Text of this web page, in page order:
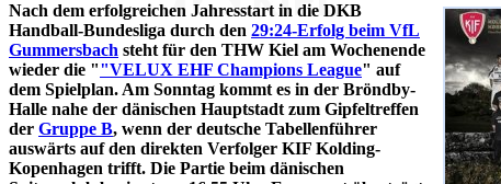
Nach dem erfolgreichen Jahresstart in die DKB
Handball-Bundesliga durch den 29:24-Erfolg beim VfL
Gummersbach steht für den THW Kiel am Wochenende
wieder die ""VELUX EHF Champions League" auf
dem Spielplan. Am Sonntag kommt es in der Bröndby-
Halle nahe der dänischen Hauptstadt zum Gipfeltreffen
der Gruppe B, wenn der deutsche Tabellenführer
auswärts auf den direkten Verfolger KIF Kolding-
Kopenhagen trifft. Die Partie beim dänischen